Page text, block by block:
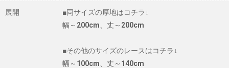
展開
■同サイズの厚地はコチラ↓
幅～200cm、丈～200cm
■その他のサイズのレースはコチラ↓
幅～100cm、丈～140cm